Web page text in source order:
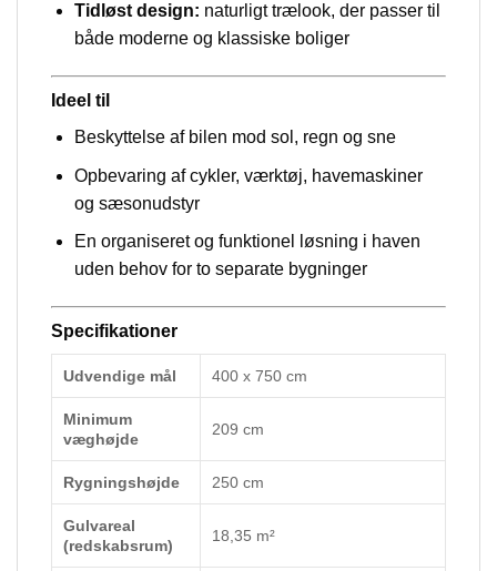
Tidløst design: naturligt trælook, der passer til
både moderne og klassiske boliger
Ideel til
Beskyttelse af bilen mod sol, regn og sne
Opbevaring af cykler, værktøj, havemaskiner
og sæsonudstyr
En organiseret og funktionel løsning i haven
uden behov for to separate bygninger
Specifikationer
Udvendige mål 400 x 750 cm
Minimum
væghøjde
209 cm
Rygningshøjde 250 cm
Gulvareal
(redskabsrum)
18,35 m²